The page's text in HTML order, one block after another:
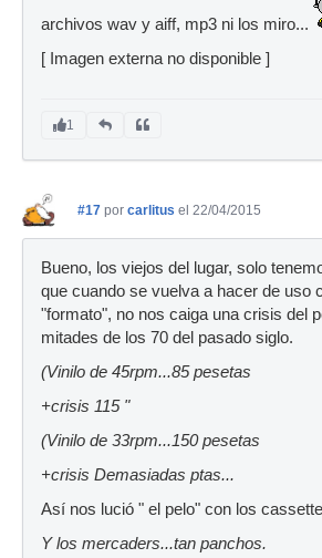
archivos wav y aiff, mp3 ni los miro...
[ Imagen externa no disponible ]
1
#17 por carlitus el 22/04/2015
Bueno, los viejos del lugar, solo
que cuando se vuelva a hacer de uso
"formato", no nos caiga una crisis del
mitades de los 70 del pasado siglo.
(Vinilo de 45rpm...85 pesetas
+crisis 115 "
(Vinilo de 33rpm...150 pesetas
+crisis Demasiadas ptas...
Así nos lució " el pelo" con los
Y los mercaders...tan panchos.